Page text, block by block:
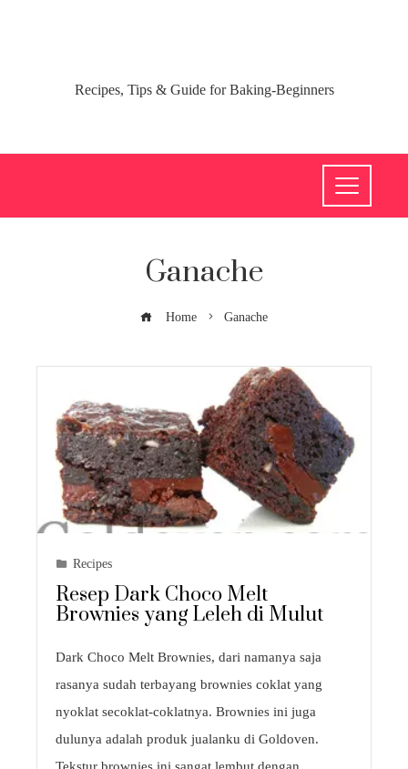
Recipes, Tips & Guide for Baking-Beginners
Ganache
Home Ganache
Recipes
Resep Dark Choco Melt
Brownies yang Leleh di Mulut
Dark Choco Melt Brownies, dari namanya saja
rasanya sudah terbayang brownies coklat yang
nyoklat secoklat-coklatnya. Brownies ini juga
dulunya adalah produk jualanku di Goldoven.